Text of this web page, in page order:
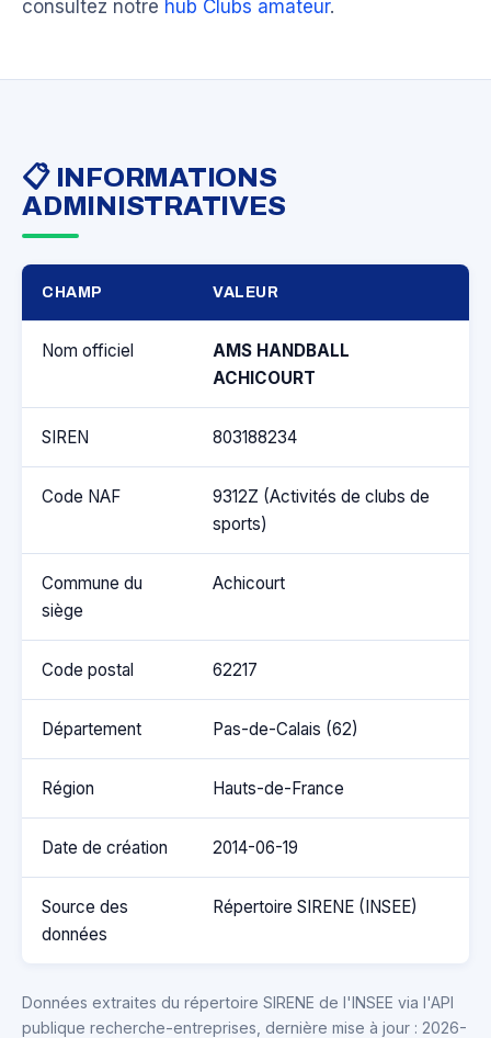
consultez notre hub Clubs amateur.
📋 INFORMATIONS
ADMINISTRATIVES
CHAMP VALEUR
Nom officiel
AMS HANDBALL
ACHICOURT
SIREN 803188234
Code NAF
9312Z (Activités de clubs de
sports)
Commune du
siège
Achicourt
Code postal 62217
Département Pas-de-Calais (62)
Région Hauts-de-France
Date de création 2014-06-19
Source des
données
Répertoire SIRENE (INSEE)
Données extraites du répertoire SIRENE de l'INSEE via l'API
publique recherche-entreprises, dernière mise à jour : 2026-